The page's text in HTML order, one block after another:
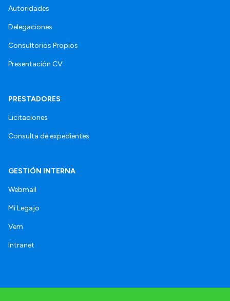
Autoridades
Delegaciones
Consultorios Propios
Presentación CV
PRESTADORES
Licitaciones
Consulta de expedientes
GESTIÓN INTERNA
Webmail
Mi Legajo
Vem
Intranet